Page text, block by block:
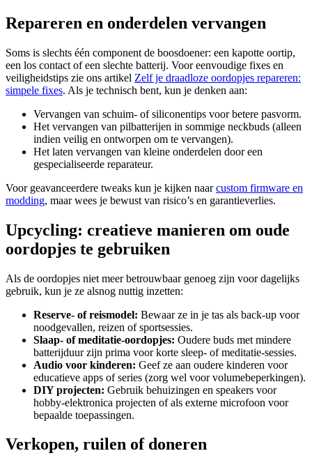
Repareren en onderdelen vervangen
Soms is slechts één component de boosdoener: een kapotte oortip,
een los contact of een slechte batterij. Voor eenvoudige fixes en
veiligheidstips zie ons artikel Zelf je draadloze oordopjes repareren:
simpele fixes. Als je technisch bent, kun je denken aan:
Vervangen van schuim- of siliconentips voor betere pasvorm.
Het vervangen van pilbatterijen in sommige neckbuds (alleen
indien veilig en ontworpen om te vervangen).
Het laten vervangen van kleine onderdelen door een
gespecialiseerde reparateur.
Voor geavanceerdere tweaks kun je kijken naarcustom firmware en
modding, maar wees je bewust van risico’s en garantieverlies.
Upcycling: creatieve manieren om oude
oordopjes te gebruiken
Als de oordopjes niet meer betrouwbaar genoeg zijn voor dagelijks
gebruik, kun je ze alsnog nuttig inzetten:
Reserve- of reismodel: Bewaar ze in je tas als back-up voor
noodgevallen, reizen of sportsessies.
Slaap- of meditatie-oordopjes: Oudere buds met mindere
batterijduur zijn prima voor korte sleep- of meditatie-sessies.
Audio voor kinderen: Geef ze aan oudere kinderen voor
educatieve apps of series (zorg wel voor volumebeperkingen).
DIY projecten: Gebruik behuizingen en speakers voor
hobby-elektronica projecten of als externe microfoon voor
bepaalde toepassingen.
Verkopen, ruilen of doneren